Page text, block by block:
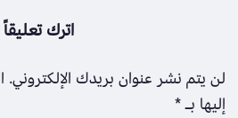
اترك تعليقاً
لن يتم نشر عنوان بريدك الإلكتروني.
إليها بـ*